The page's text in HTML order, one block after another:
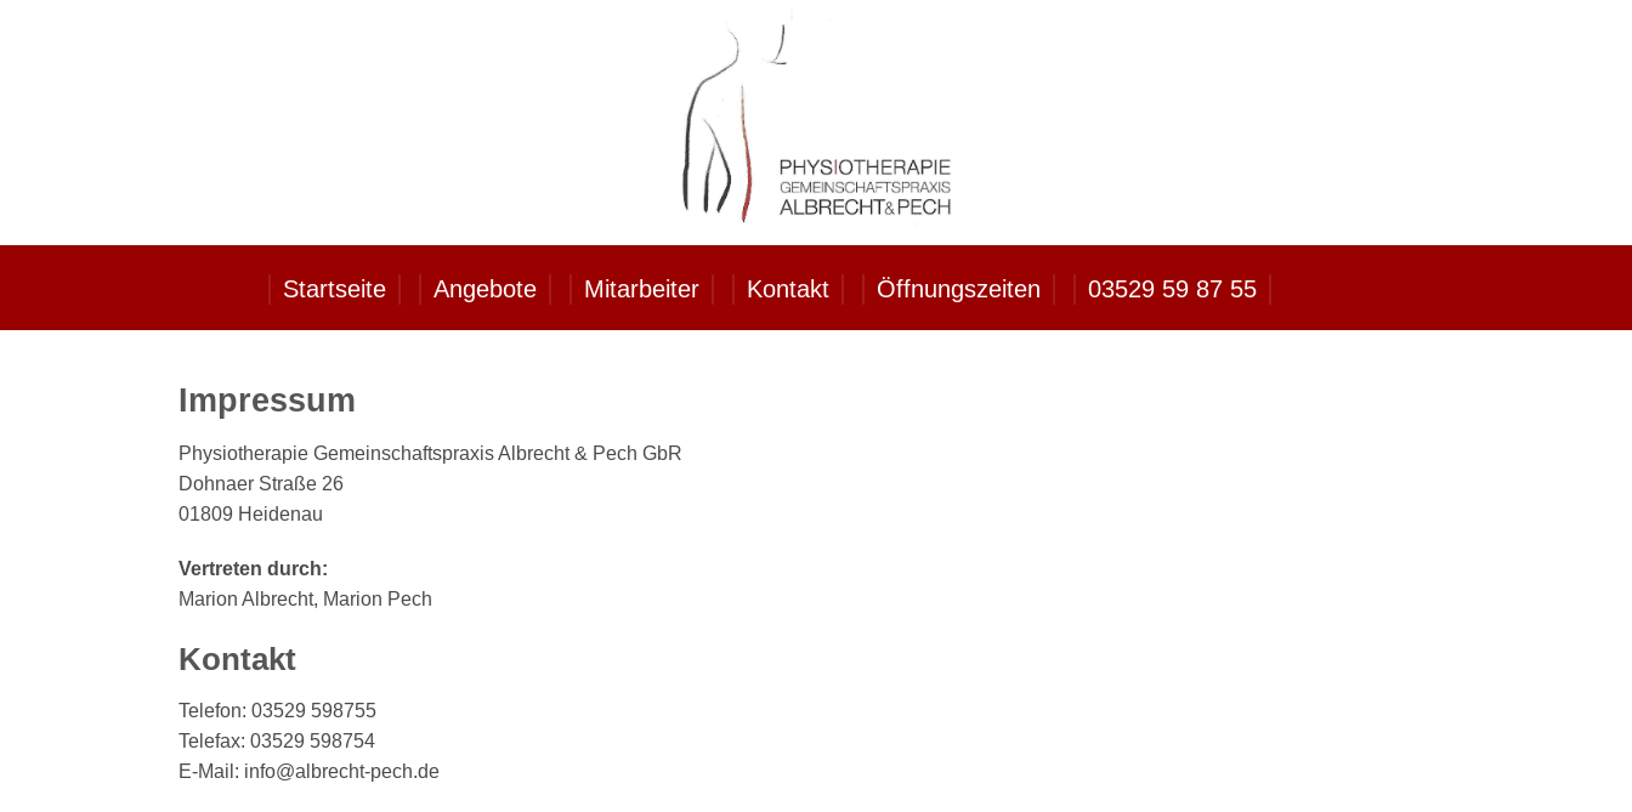
Startseite Angebote Mitarbeiter Kontakt Öffnungszeiten 03529 59 87 55
Impressum
Physiotherapie Gemeinschaftspraxis Albrecht & Pech GbR
Dohnaer Straße 26
01809 Heidenau
Vertreten durch:
Marion Albrecht, Marion Pech
Kontakt
Telefon: 03529 598755
Telefax: 03529 598754
E-Mail: info@albrecht-pech.de